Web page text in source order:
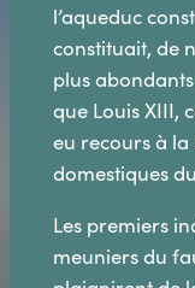
l’aqueduc
constituait, de
plus
que Louis XIII,
eu recours à la
domestiques
Les premiers
meuniers du